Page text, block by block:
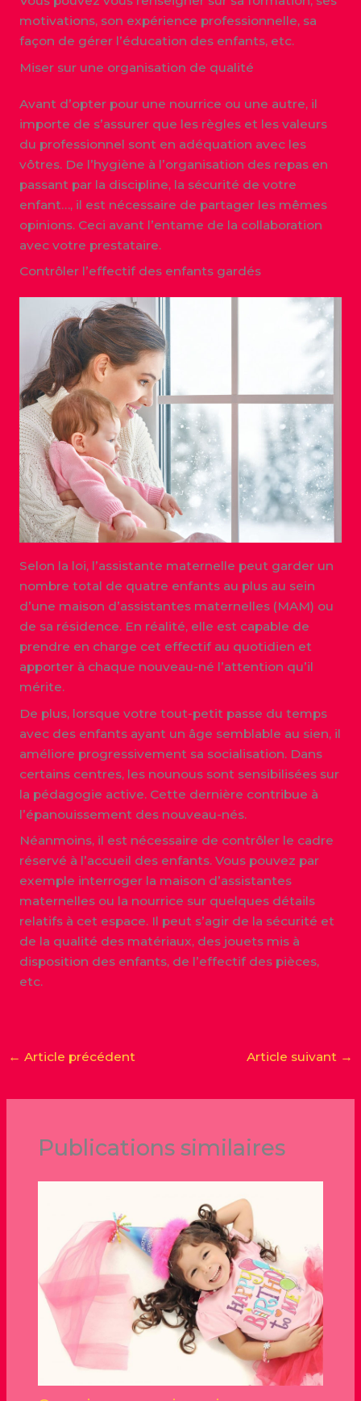
motivations, son expérience professionnelle, sa
façon de gérer l’éducation des enfants, etc.
Miser sur une organisation de qualité
Avant d’opter pour une nourrice ou une autre, il
importe de s’assurer que les règles et les valeurs
du professionnel sont en adéquation avec les
vôtres. De l’hygiène à l’organisation des repas en
passant par la discipline, la sécurité de votre
enfant…, il est nécessaire de partager les mêmes
opinions. Ceci avant l’entame de la collaboration
avec votre prestataire.
Contrôler l’effectif des enfants gardés
Selon la loi, l’assistante maternelle peut garder un
nombre total de quatre enfants au plus au sein
d’une maison d’assistantes maternelles (MAM) ou
de sa résidence. En réalité, elle est capable de
prendre en charge cet effectif au quotidien et
apporter à chaque nouveau-né l’attention qu’il
mérite.
De plus, lorsque votre tout-petit passe du temps
avec des enfants ayant un âge semblable au sien, il
améliore progressivement sa socialisation. Dans
certains centres, les nounous sont sensibilisées sur
la pédagogie active. Cette dernière contribue à
l’épanouissement des nouveau-nés.
Néanmoins, il est nécessaire de contrôler le cadre
réservé à l’accueil des enfants. Vous pouvez par
exemple interroger la maison d’assistantes
maternelles ou la nourrice sur quelques détails
relatifs à cet espace. Il peut s’agir de la sécurité et
de la qualité des matériaux, des jouets mis à
disposition des enfants, de l’effectif des pièces,
etc.
← Article précédent Article suivant →
Publications similaires